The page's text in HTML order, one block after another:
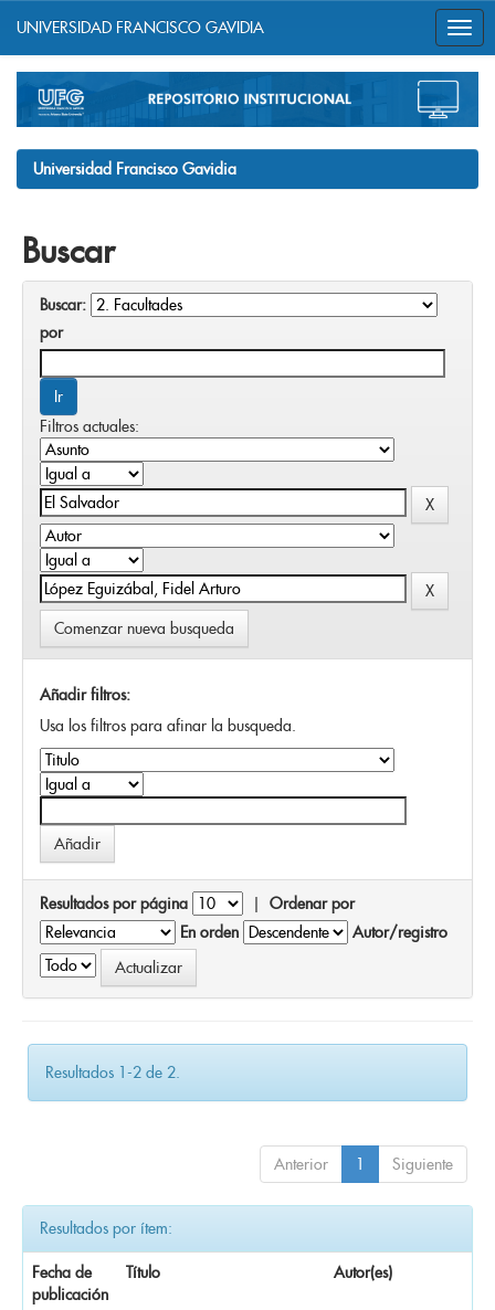
navigation
UNIVERSIDAD FRANCISCO GAVIDIA
Universidad Francisco Gavidia
Buscar
Buscar:
por
Filtros actuales:
Comenzar nueva busqueda
Añadir filtros:
Usa los filtros para afinar la busqueda.
Resultados por página | Ordenar por
En orden
Autor/registro
Resultados 1-2 de 2.
Anterior 1 Siguiente
Resultados por ítem:
Fecha de
publicación
Título Autor(es)